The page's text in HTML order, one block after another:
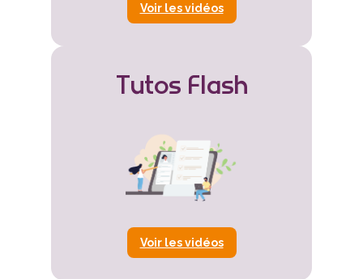
Voir les vidéos
Tutos Flash
Voir les vidéos